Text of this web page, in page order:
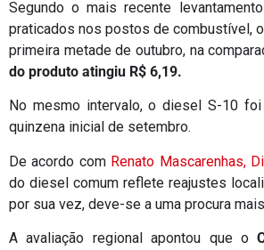
Segundo o mais recente
praticados nos postos de combustível,
primeira metade de outubro, na
do produto atingiu R$ 6,19.
No mesmo intervalo, o diesel S-10
quinzena inicial de setembro.
De acordo com Renato Mascarenhas,
do diesel comum reflete reajustes
por sua vez, deve-se a uma procura
A avaliação regional apontou que o